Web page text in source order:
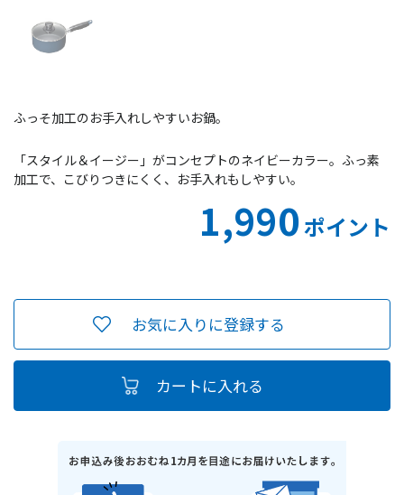
ふっそ加工のお手入れしやすいお鍋。
「スタイル＆イージー」がコンセプトのネイビーカラー。ふっ素
加工で、こびりつきにくく、お手入れもしやすい。
1,990ポイント
お気に入りに登録する